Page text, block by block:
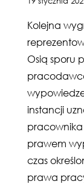
Kolejna
Osią sporu
instancji
pracownika
prawem
czas
prawa